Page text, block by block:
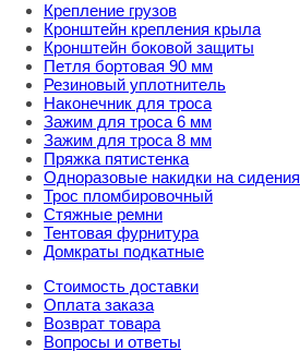
Крепление грузов
Кронштейн крепления крыла
Кронштейн боковой защиты
Петля бортовая 90 мм
Резиновый уплотнитель
Наконечник для троса
Зажим для троса 6 мм
Зажим для троса 8 мм
Пряжка пятистенка
Одноразовые накидки на сидения
Трос пломбировочный
Стяжные ремни
Тентовая фурнитура
Домкраты подкатные
Стоимость доставки
Оплата заказа
Возврат товара
Вопросы и ответы